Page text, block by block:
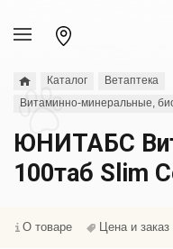
Каталог
Ветаптека
Витаминно-минеральные,
ЮНИТАБС
100таб Slim
О товаре Цена и заказ